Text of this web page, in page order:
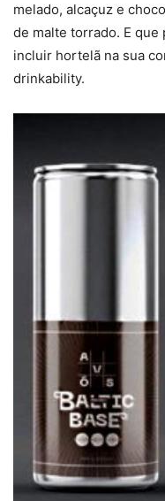
melado, alcaçuz e
de malte torrado. E que
incluir hortelã na sua
drinkability.